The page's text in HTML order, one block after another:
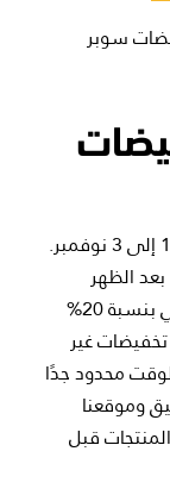
سوبر
تستمر التخفيضات التي تصل إلى 50% من 1 إلى 3 نوفمبر.
الظهر
والمساء. استثمر هذه الفرصة لتوفير إضافي بنسبة 20%
غير
محدود جدًا
وموقعنا
قبل